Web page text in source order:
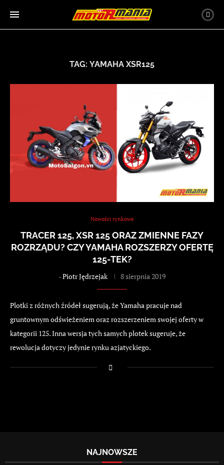
TAG: YAMAHA XSR125
Nowości rynkowe
TRACER 125, XSR 125 ORAZ ZMIENNE FAZY
ROZRZĄDU? CZY YAMAHA ROZSZERZY OFERTĘ
125-TEK?
-Piotr Jędrzejak 8 sierpnia 2019
Plotki z różnych źródeł sugerują, że Yamaha pracuje nad
gruntownym odświeżeniem oraz rozszerzeniem swojej oferty w
kategorii 125. Inna wersja tych samych plotek sugeruje, że
rewolucja dotyczy jedynie rynku azjatyckiego.
NAJNOWSZE